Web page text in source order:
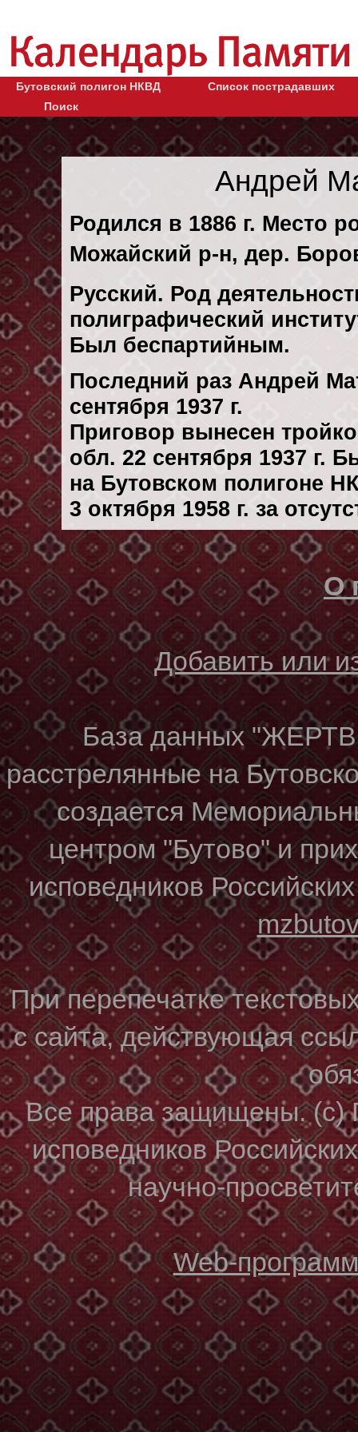
Бутовский полигон НКВД
Список пострадавших
Поиск
Андрей
Родился в 1886 г. Место
Можайский р-н, дер.
Русский. Род
полиграфический
Был беспартийным.
Последний раз Андрей
сентября 1937 г.
Приговор вынесен
обл. 22 сентября 1937 г.
на Бутовском полигоне
3 октября 1958 г. за
О
Добавить или
База данных
расстрелянные на
создается
центром "Бутово" и
исповедников
При перепечатке
с сайта, действующая
Все права защищены. (с)
исповедников
научно-
Web-